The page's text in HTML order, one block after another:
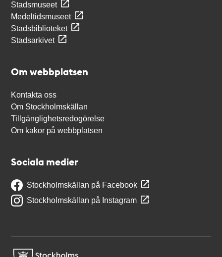
Stadsmuseet
Medeltidsmuseet
Stadsbiblioteket
Stadsarkivet
Om webbplatsen
Kontakta oss
Om Stockholmskällan
Tillgänglighetsredogörelse
Om kakor på webbplatsen
Sociala medier
Stockholmskällan på Facebook
Stockholmskällan på Instagram